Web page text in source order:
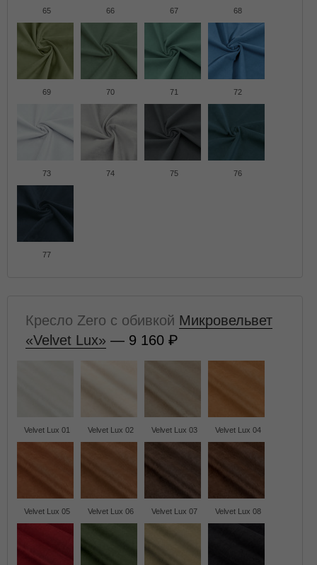
65 66 67 68
69 70 71 72
73 74 75 76
77
Кресло Zero с обивкой Микровельвет
«Velvet Lux» — 9 160
Velvet Lux 01 Velvet Lux 02 Velvet Lux 03 Velvet Lux 04
Velvet Lux 05 Velvet Lux 06 Velvet Lux 07 Velvet Lux 08